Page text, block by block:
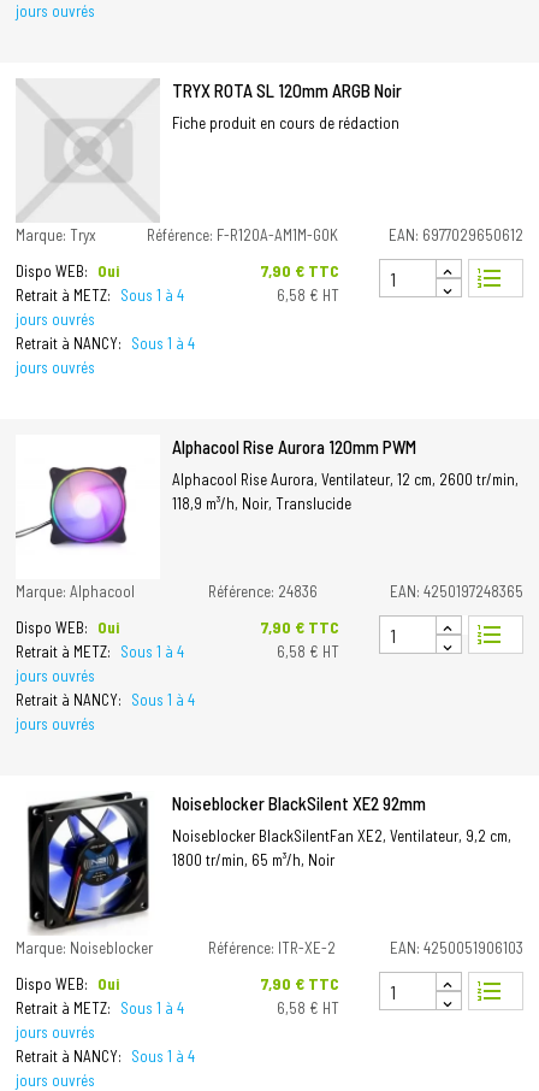
jours ouvrés
TRYX ROTA SL 120mm ARGB Noir
Fiche produit en cours de rédaction
Marque: Tryx Référence: F-R120A-AM1M-G0K
EAN: 6977029650612
Dispo WEB:
Oui
Retrait à METZ:
Sous 1 à 4
jours ouvrés
Retrait à NANCY:
Sous 1 à 4
jours ouvrés
Prix
7,90 € TTC
6,58 € HT
format_list_numbered
Alphacool Rise Aurora 120mm PWM
Alphacool Rise Aurora, Ventilateur, 12 cm, 2600 tr/min,
118,9 m³/h, Noir, Translucide
Marque: Alphacool Référence: 24836
EAN: 4250197248365
Dispo WEB:
Oui
Retrait à METZ:
Sous 1 à 4
jours ouvrés
Retrait à NANCY:
Sous 1 à 4
jours ouvrés
Prix
7,90 € TTC
6,58 € HT
format_list_numbered
Noiseblocker BlackSilent XE2 92mm
Noiseblocker BlackSilentFan XE2, Ventilateur, 9,2 cm,
1800 tr/min, 65 m³/h, Noir
Marque: Noiseblocker Référence: ITR-XE-2
EAN: 4250051906103
Dispo WEB:
Oui
Retrait à METZ:
Sous 1 à 4
jours ouvrés
Retrait à NANCY:
Sous 1 à 4
jours ouvrés
Prix
7,90 € TTC
6,58 € HT
format_list_numbered